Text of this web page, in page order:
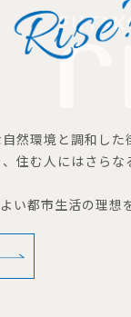
然環境と調和した
住む人にはさらな
い都市生活の理想